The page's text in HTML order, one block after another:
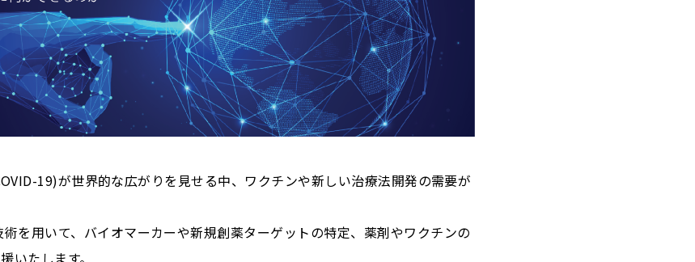
19)が世界的な広がりを見せる中、ワクチンや新しい治療法開発の需要が
を用いて、バイオマーカーや新規創薬ターゲットの特定、薬剤やワクチンの